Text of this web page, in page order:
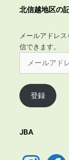
北信越地区の
メールアドレ
信できます。
ア
ド
登録
JBA
Instagram